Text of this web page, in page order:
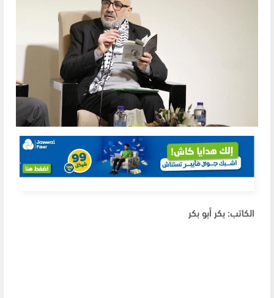
الكاتب: بكر أبو بكر